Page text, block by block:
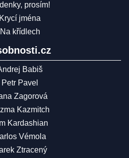
prosím!
Krycí jména
Na křídlech
Babiš
Petr Pavel
Zagorová
Kazmitch
Kardashian
Vémola
Ztracený